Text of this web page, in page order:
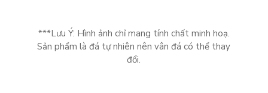
***Lưu Ý: Hình ảnh chỉ mang tính chất minh hoạ.
Sản phẩm là đá tự nhiên nên vân đá có thể thay
đổi.